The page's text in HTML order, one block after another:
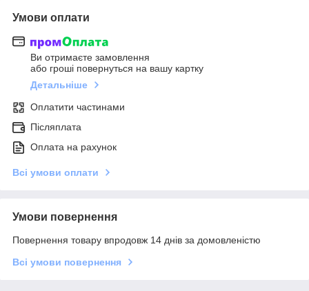
Умови оплати
Ви отримаєте замовлення
або гроші повернуться на вашу картку
Детальніше
Оплатити частинами
Післяплата
Оплата на рахунок
Всі умови оплати
Умови повернення
Повернення товару впродовж 14 днів за домовленістю
Всі умови повернення